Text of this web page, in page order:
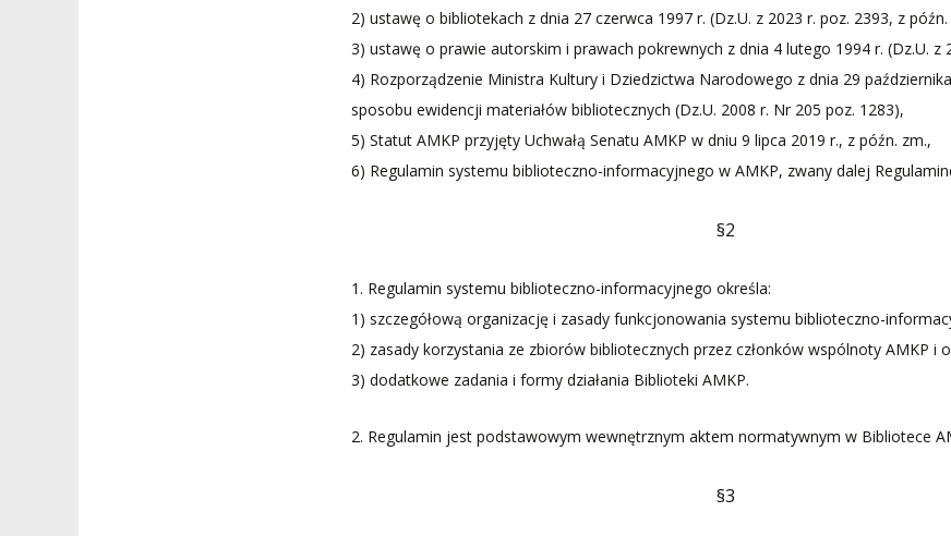
2) ustawę o bibliotekach z dnia 27 czerwca 1997 r. (Dz.U. z 2023 r. poz. 2393, z późn.
3) ustawę o prawie autorskim i prawach pokrewnych z dnia 4 lutego 1994 r. (Dz.U. z
4) Rozporządzenie Ministra Kultury i Dziedzictwa Narodowego z dnia 29
sposobu ewidencji materiałów bibliotecznych (Dz.U. 2008 r. Nr 205 poz. 1283),
5) Statut AMKP przyjęty Uchwałą Senatu AMKP w dniu 9 lipca 2019 r., z późn. zm.,
6) Regulamin systemu biblioteczno-informacyjnego w AMKP, zwany dalej
§2
1. Regulamin systemu biblioteczno-informacyjnego określa:
1) szczegółową organizację i zasady funkcjonowania systemu biblioteczno-
2) zasady korzystania ze zbiorów bibliotecznych przez członków wspólnoty AMKP i
3) dodatkowe zadania i formy działania Biblioteki AMKP.
2. Regulamin jest podstawowym wewnętrznym aktem normatywnym w Bibliotece
§3